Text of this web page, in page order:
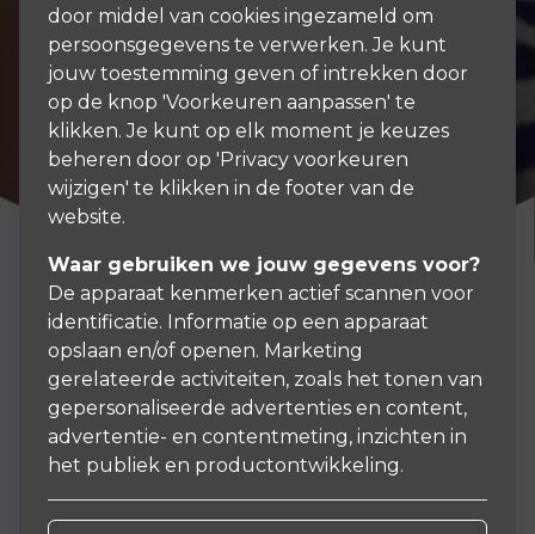
Deze vragen worden vaak
door onze klanten gesteld
door middel van cookies ingezameld om
persoonsgegevens te verwerken. Je kunt
jouw toestemming geven of intrekken door
op de knop 'Voorkeuren aanpassen' te
klikken. Je kunt op elk moment je keuzes
beheren door op 'Privacy voorkeuren
wijzigen' te klikken in de footer van de
website.
Waar gebruiken we jouw gegevens voor?
De apparaat kenmerken actief scannen voor
identificatie. Informatie op een apparaat
opslaan en/of openen. Marketing
gerelateerde activiteiten, zoals het tonen van
gepersonaliseerde advertenties en content,
advertentie- en contentmeting, inzichten in
het publiek en productontwikkeling.